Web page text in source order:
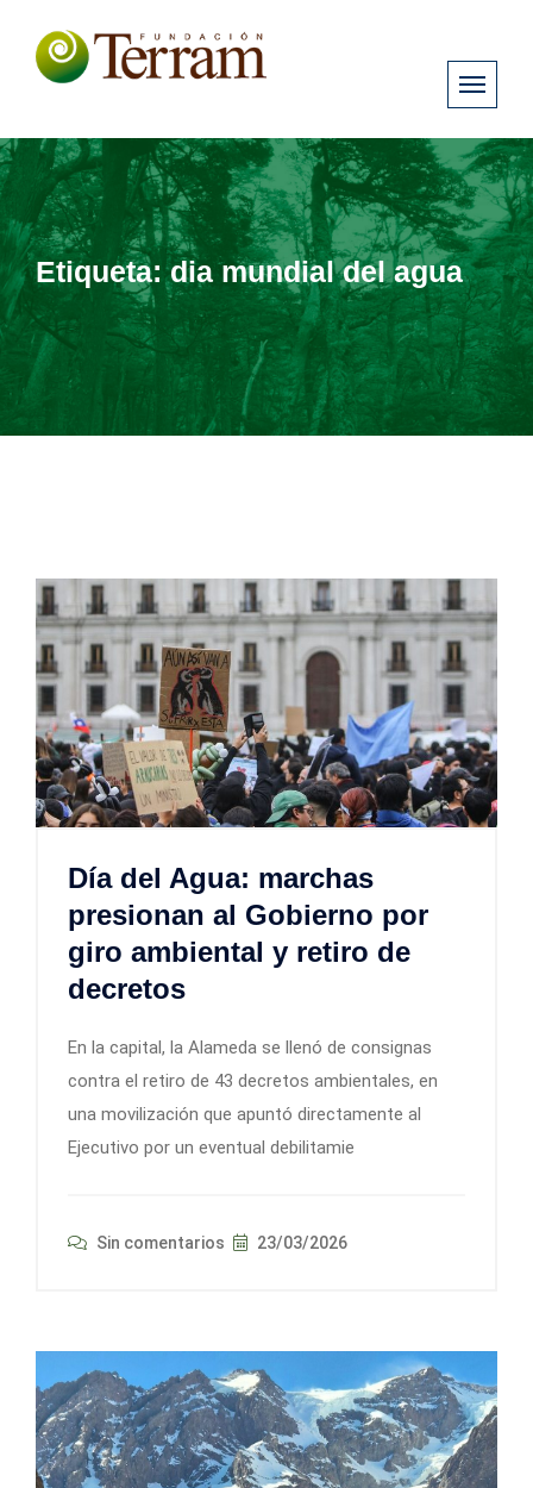
Etiqueta:dia mundial del agua
Día del Agua: marchas
presionan al Gobierno por
giro ambiental y retiro de
decretos
En la capital, la Alameda se llenó de consignas
contra el retiro de 43 decretos ambientales, en
una movilización que apuntó directamente al
Ejecutivo por un eventual debilitamie
Sin comentarios 23/03/2026